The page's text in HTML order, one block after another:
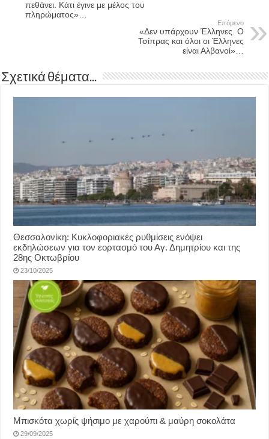
πεθάνει. Κάτι έγινε με μέλος του
πληρώματος»…
Επόμενο
«Δεν υπάρχουν Έλληνες. Ο
Τσίπρας και όλοι οι Έλληνες
είναι Αλβανοί»…
Σχετικά θέματα...
Θεσσαλονίκη: Κυκλοφοριακές ρυθμίσεις ενόψει
εκδηλώσεων για τον εορτασμό του Αγ. Δημητρίου και της
28ης Οκτωβρίου
23/10/2025
Μπισκότα χωρίς ψήσιμο με χαρούπι & μαύρη σοκολάτα
29/09/2025